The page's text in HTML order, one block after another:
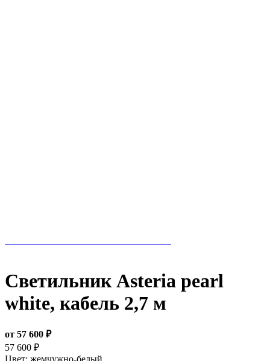
Светильник Asteria pearl
white, кабель 2,7 м
от 57 600 ₽
57 600 ₽